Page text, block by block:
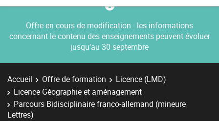
Offre en cours de modification : les informations
concernant le contenu des enseignements peuvent évoluer
jusqu’au 30 septembre
Accueil Offre de formation
Licence (LMD)
Licence Géographie et aménagement
Parcours Bidisciplinaire franco-allemand (mineure
Lettres)